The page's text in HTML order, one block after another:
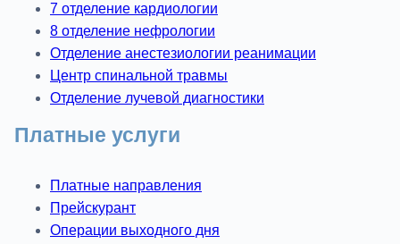
7 отделение кардиологии
8 отделение нефрологии
Отделение анестезиологии реанимации
Центр спинальной травмы
Отделение лучевой диагностики
Платные услуги
Платные направления
Прейскурант
Операции выходного дня